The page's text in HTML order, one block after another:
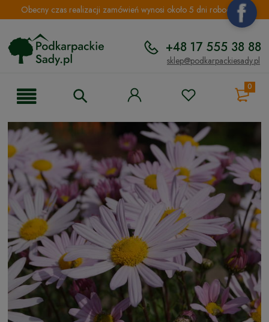
Obecny czas realizacji zamówień wynosi około 5 dni roboczych.
+48 17 555 38 88
sklep@podkarpackiesady.pl
0